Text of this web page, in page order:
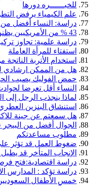
للخبــــــره دورها
علم الكيمياء يرفض
دراسة: النساء أفضل
43 % من الأمريكيين يظنون أن الفلسطينيين هم الذين يحتلون "الأراضي المحتلة"
دراسة علمية: تجاوز
استفتاء للمرأة العاملة
استخدام الأتربة
هل من الممكن ارشادي
حمض الفوليك يصيب
النساء أقل تعرضا
لماذا ينجذب الرجل إلى
استنشاق البنزين
هل سمعتم عن جينة
الجوال أفضل من
مطلوب مساعدتكم
ضغوط العمل قد تؤثر
الإنجاب المتأخر قد
دراسة اقتصادية:فتح
دراسة تؤكد : المدارس
خمس الأطفال